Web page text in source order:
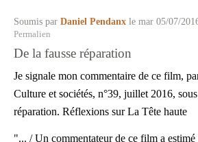
Soumis par Daniel Pendanx le mar 05/07/
En
à
par
Laurent
Vaguerèse
Permalien
De la fausse réparation
Je signale mon commentaire de ce film,
Culture et sociétés, n°39, juillet 2016,
réparation. Réflexions sur La Tête haute
"... / Un commentateur de ce film a